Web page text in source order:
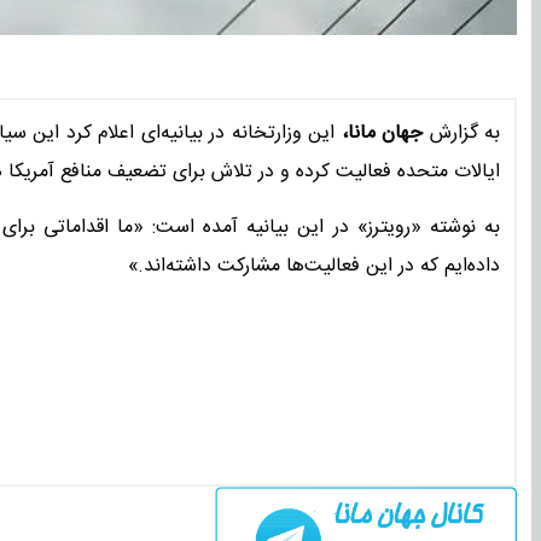
به گزارشجهان مانا، این وزارتخانه در بیانیه‌ای اعلام کرد
ایالات متحده فعالیت کرده و در تلاش برای تضعیف منافع
داده‌ایم که در این فعالیت‌ها مشارکت داشته‌اند.»